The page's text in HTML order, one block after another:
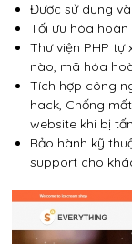
Được sử dụng
Tối ưu hóa hoàn
Thư viện PHP
nào, mã hóa
Tích hợp công
hack, Chống
website khi bị
Bảo hành kỹ
support cho